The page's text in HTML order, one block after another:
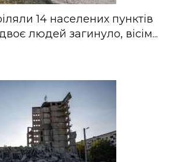
14 населених пунктів
людей загинуло, вісім...